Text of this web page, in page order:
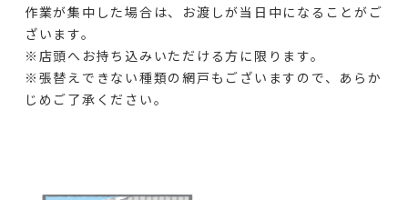
作業が集中した場合は、お渡しが当日中になることがご
ざいます。
※店頭へお持ち込みいただける方に限ります。
※張替えできない種類の網戸もございますので、あらか
じめご了承ください。